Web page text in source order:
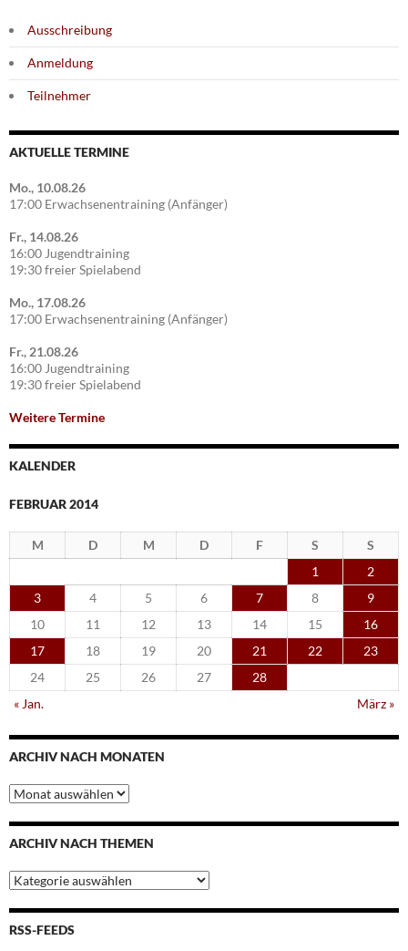
Ausschreibung
Anmeldung
Teilnehmer
AKTUELLE TERMINE
Mo., 10.08.26
17:00 Erwachsenentraining (Anfänger)
Fr., 14.08.26
16:00 Jugendtraining
19:30 freier Spielabend
Mo., 17.08.26
17:00 Erwachsenentraining (Anfänger)
Fr., 21.08.26
16:00 Jugendtraining
19:30 freier Spielabend
Weitere Termine
KALENDER
FEBRUAR 2014
M D M D F S
S
1
2
3
4 5 6 7 8
9
10
11 12 13 14 15
16
17
18 19 20 21 22
23
24
25 26 27
28
« Jan.
März »
ARCHIV NACH MONATEN
Archiv
nach
Monaten
ARCHIV NACH THEMEN
Archiv
nach
Themen
RSS-FEEDS